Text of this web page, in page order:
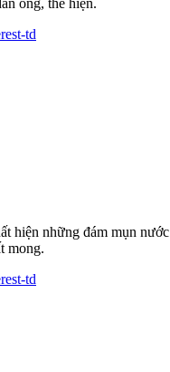
ông, thể hiện.
những đám mụn
mong.